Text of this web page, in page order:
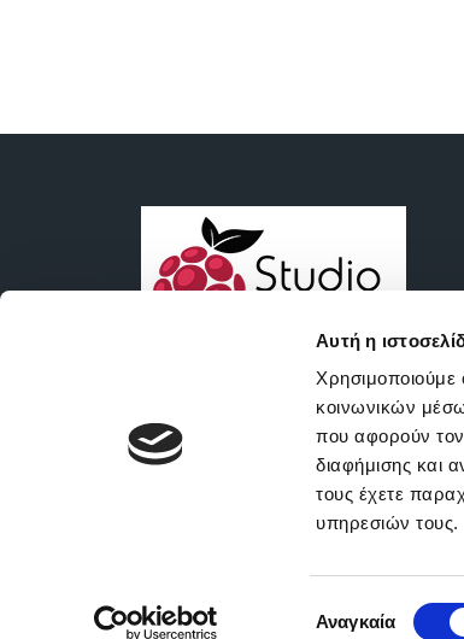
Αυτή η
Χρησιμοποιούμε
κοινωνικών
που αφορούν τον
διαφήμισης και
τους έχετε
υπηρεσιών τους.
Αναγκαία
Αλλάζω συνήθειες διατροφής &
τρόπο ζωής για μακροχρόνια
αποτελέσματα.